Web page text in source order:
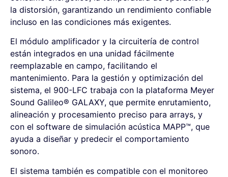
la distorsión, garantizando un rendimiento confiable
incluso en las condiciones más exigentes.
El módulo amplificador y la circuitería de control
están integrados en una unidad fácilmente
reemplazable en campo, facilitando el
mantenimiento. Para la gestión y optimización del
sistema, el 900-LFC trabaja con la plataforma Meyer
Sound Galileo® GALAXY, que permite enrutamiento,
alineación y procesamiento preciso para arrays, y
con el software de simulación acústica MAPP™, que
ayuda a diseñar y predecir el comportamiento
sonoro.
El sistema también es compatible con el monitoreo